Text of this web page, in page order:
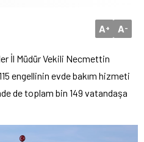
A+ A-
İl Müdür Vekili Necmettin
engellinin evde bakım hizmeti
de toplam bin 149 vatandaşa